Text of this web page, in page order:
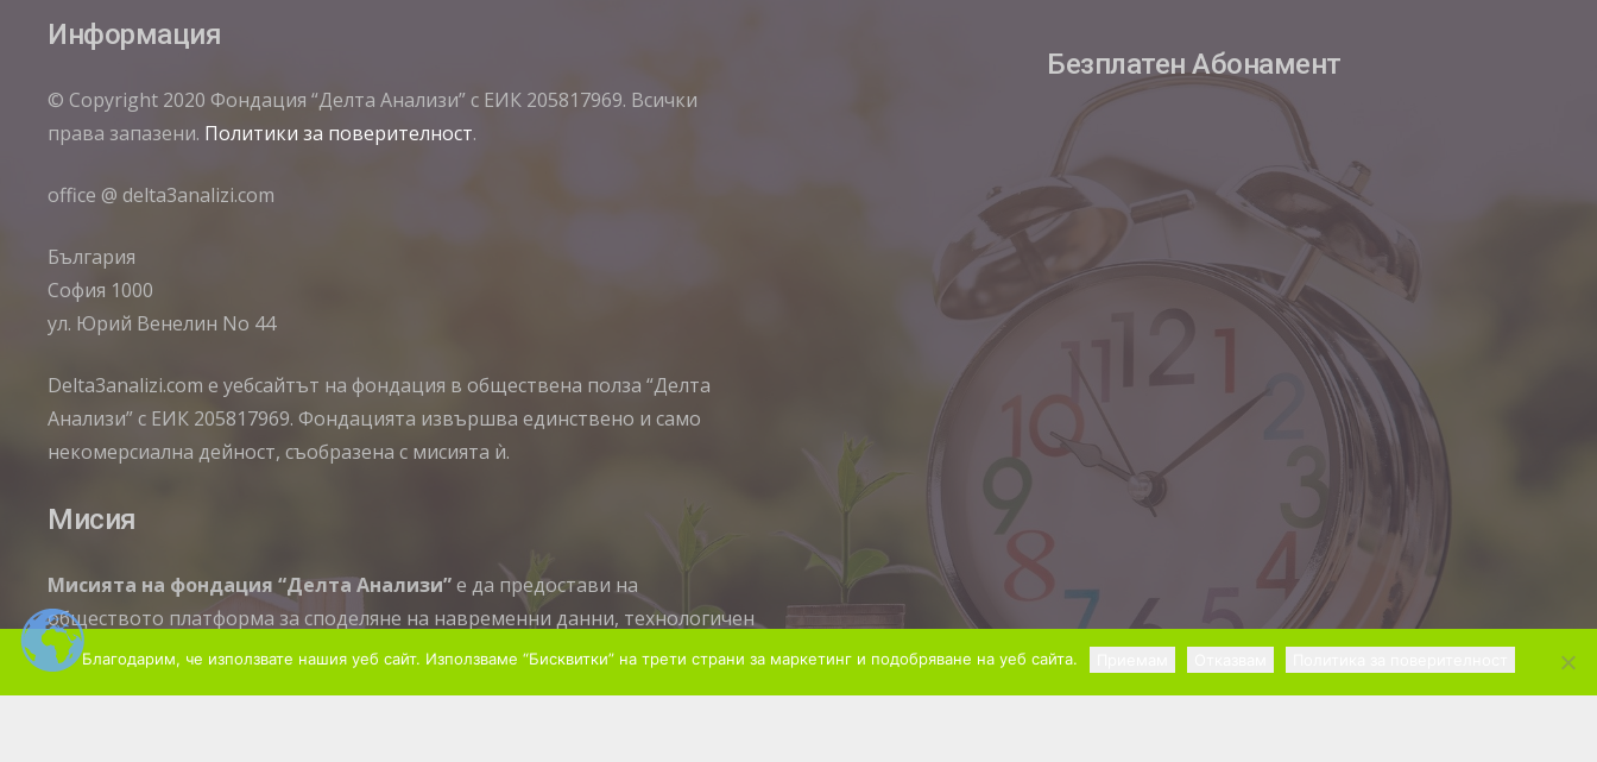
Информация
© Copyright 2020 Фондация “Делта Анализи” с ЕИК 205817969. Всички
права запазени. Политики за поверителност.
office @ delta3analizi.com
България
София 1000
ул. Юрий Венелин No 44
Delta3analizi.com e уебсайтът на фондация в обществена полза “Делта
Анализи” с ЕИК 205817969. Фондацията извършва единствено и само
некомерсиална дейност, съобразена с мисията ѝ.
Мисия
Мисията на фондация “Делта Анализи”е да предостави на
обществото платформа за споделяне на навременни данни, технологичен
напредък и отраслови показатели в областта на недвижимите имоти. Ние
Безплатен Абонамент
Благодарим, че използвате нашия уеб сайт. Използваме “Бисквитки” на трети страни за маркетинг и подобряване на уеб сайта.